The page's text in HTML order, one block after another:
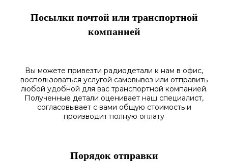
Посылки почтой или транспортной
компанией
Вы можете привезти радиодетали к нам в офис,
воспользоваться услугой самовывоз или отправить
любой удобной для вас транспортной компанией.
Полученные детали оценивает наш специалист,
согласовываетс вами общую стоимость и
производит полную оплату
Порядок отправки